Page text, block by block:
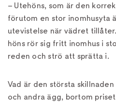
– Utehöns, som är den
förutom en stor inomhusyta
utevistelse när vädret
höns rör sig fritt inomhus i
reden och strö att sprätta i.
Vad är den största
och andra ägg, bortom